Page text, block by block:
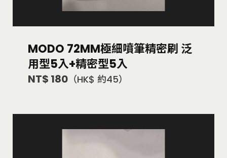
MODO 72MM極細噴筆精密刷 泛
用型5入+精密型5入
NT$ 180 （HK$ 約45）